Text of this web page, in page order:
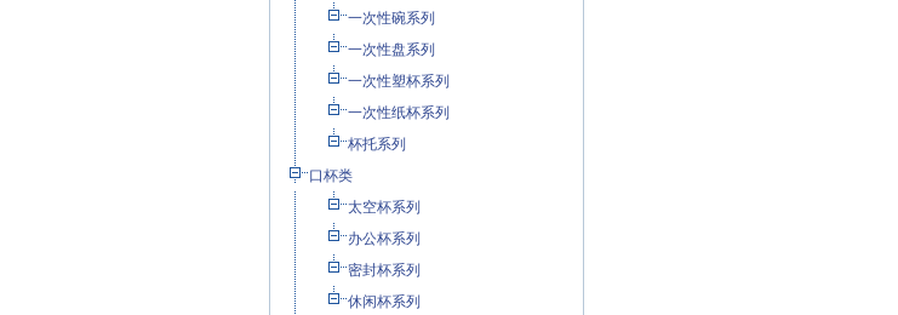
一次性碗系列
一次性盘系列
一次性塑杯系列
一次性纸杯系列
杯托系列
口杯类
太空杯系列
办公杯系列
密封杯系列
休闲杯系列